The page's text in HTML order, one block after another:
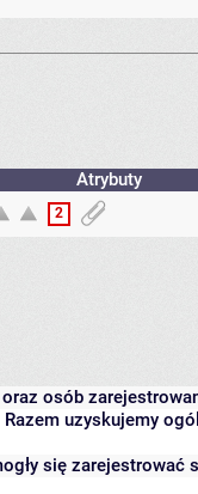
Atrybuty
2
osób
uzyskujemy
się zarejestrować